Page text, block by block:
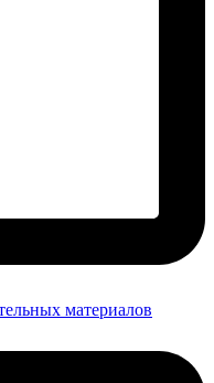
материалов